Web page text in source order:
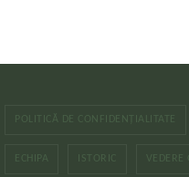
POLITICĂ DE CONFIDENȚIALITATE
ECHIPA ISTORIC VEDERE